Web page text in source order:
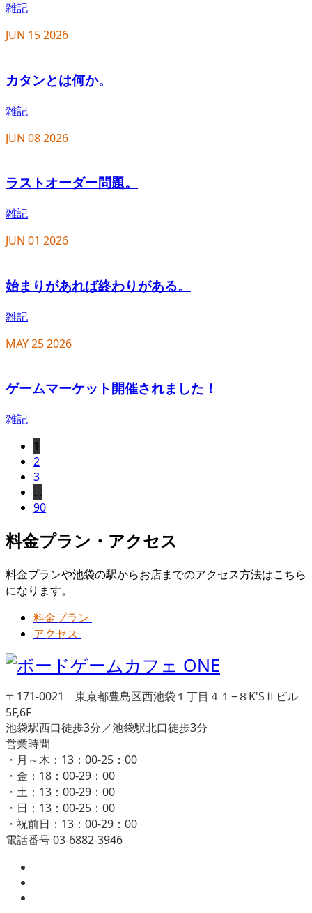
雑記
JUN 152026
カタンとは何か。
雑記
JUN 082026
ラストオーダー問題。
雑記
JUN 01 2026
始まりがあれば終わりがある。
雑記
MAY252026
ゲームマーケット開催されました！
雑記
1
2
3
…
90
料金プラン・アクセス
料金プランや池袋の駅からお店までのアクセス方法はこちら
になります。
料金プラン
アクセス
〒171-0021 東京都豊島区西池袋１丁目４１−８K'SⅡビル
5F,6F
池袋駅西口徒歩3分／池袋駅北口徒歩3分
営業時間
・月～木：13：00-25：00
・金：18：00-29：00
・土：13：00-29：00
・日：13：00-25：00
・祝前日：13：00-29：00
電話番号 03-6882-3946